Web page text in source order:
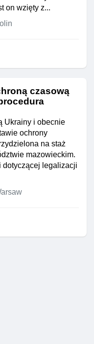
on wzięty z...
czasową
Ukrainy i obecnie
ochrony
na staż
mazowieckim.
dotyczącej legalizacji